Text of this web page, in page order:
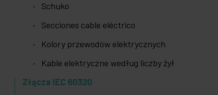
Schuko
Secciones cable eléctrico
Kolory przewodów elektrycznych
Kable elektryczne według liczby żył
Złącza IEC 60320